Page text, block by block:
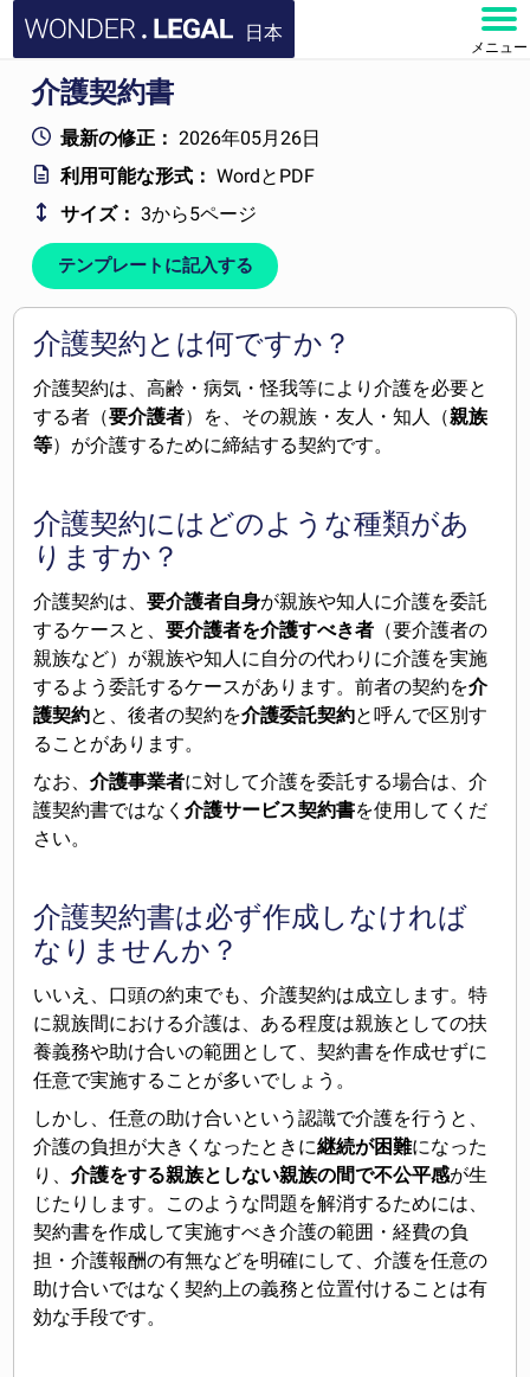
日本
メニュー
ホーム
文書
よくある質問
お問い合わせ
アカウント
介護契約書
最新の修正： 2026年05月26日
利用可能な形式：WordとPDF
サイズ： 3から5ページ
テンプレートに記入する
介護契約とは何ですか？
介護契約は、高齢・病気・怪我等により介護を必要と
する者（要介護者）を、その親族・友人・知人（親族
等）が介護するために締結する契約です。
介護契約にはどのような種類があ
りますか？
介護契約は、要介護者自身が親族や知人に介護を委託
するケースと、要介護者を介護すべき者 （要介護者の
親族など）が親族や知人に自分の代わりに介護を実施
するよう委託するケースがあります。前者の契約を介
護契約と、後者の契約を介護委託契約と呼んで区別す
ることがあります。
なお、介護事業者に対して介護を委託する場合は、介
護契約書ではなく介護サービス契約書を使用してくだ
さい。
介護契約書は必ず作成しなければ
なりませんか？
いいえ、口頭の約束でも、介護契約は成立します。特
に親族間における介護は、ある程度は親族としての扶
養義務や助け合いの範囲として、契約書を作成せずに
任意で実施することが多いでしょう。
しかし、任意の助け合いという認識で介護を行うと、
介護の負担が大きくなったときに継続が困難になった
り、介護をする親族としない親族の間で不公平感が生
じたりします。このような問題を解消するためには、
契約書を作成して実施すべき介護の範囲・経費の負
担・介護報酬の有無などを明確にして、介護を任意の
助け合いではなく契約上の義務と位置付けることは有
効な手段です。